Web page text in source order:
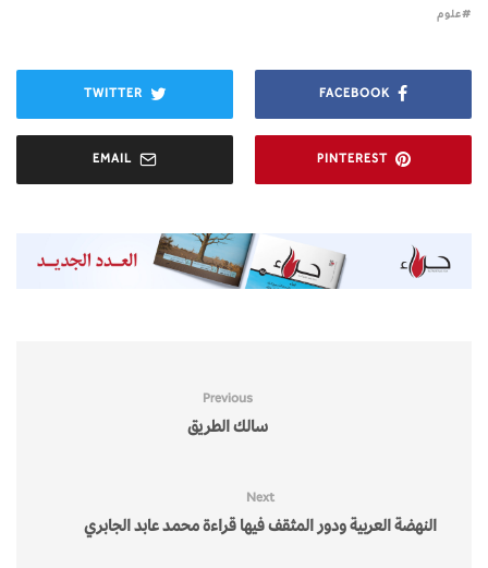
علوم
FACEBOOK
TWITTER
PINTEREST
EMAIL
Previous
سالك الطريق
Next
النهضة العربية ودور المثقف فيها قراءة محمد عابد الجابري